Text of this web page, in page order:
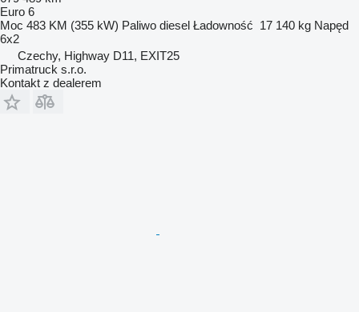
Euro 6
Moc 483 KM (355 kW) Paliwo diesel Ładowność 17 140 kg Napęd
6x2
Czechy, Highway D11, EXIT25
Primatruck s.r.o.
Kontakt z dealerem